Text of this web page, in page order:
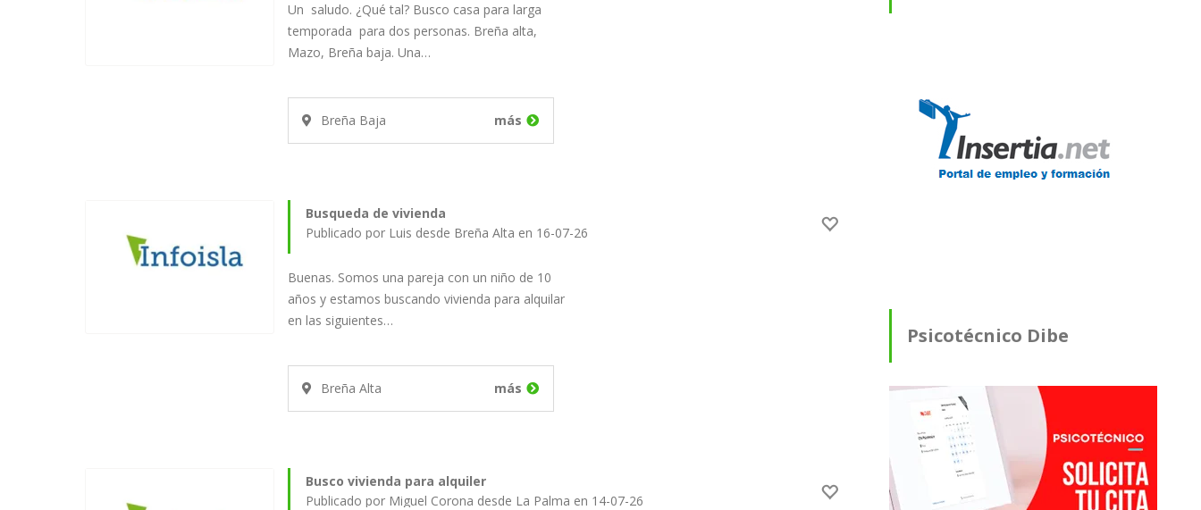
Un saludo. ¿Qué tal? Busco casa para larga
temporada para dos personas. Breña alta,
Mazo, Breña baja. Una…
Breña Baja más
Busqueda de vivienda
Publicado por Luis desde Breña Alta en 16-07-26
Buenas. Somos una pareja con un niño de 10
años y estamos buscando vivienda para alquilar
en las siguientes…
Breña Alta más
Busco vivienda para alquiler
Publicado por Miguel Corona desde La Palma en 14-07-26
Psicotécnico Dibe